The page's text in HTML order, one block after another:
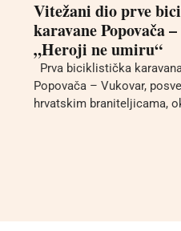
Vitežani dio prve
karavane Popovača
„Heroji ne umiru“
Prva biciklistička
Popovača – Vukovar,
hrvatskim braniteljicama,